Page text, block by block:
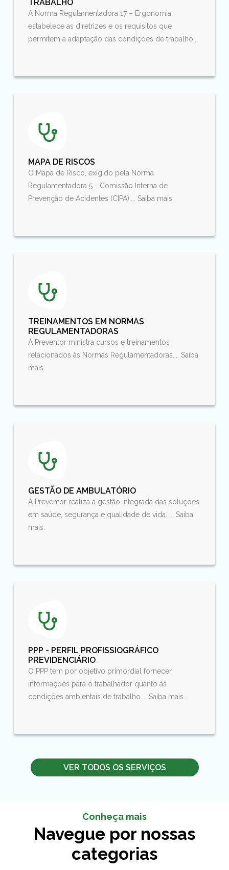
TRABALHO
A Norma Regulamentadora 17 – Ergonomia,
estabelece as diretrizes e os requisitos que
permitem a adaptação das condições de trabalho...
MAPA DE RISCOS
O Mapa de Risco, exigido pela Norma
Regulamentadora 5 - Comissão Interna de
Prevenção de Acidentes (CIPA).... Saiba mais.
TREINAMENTOS EM NORMAS
REGULAMENTADORAS
A Preventor ministra cursos e treinamentos
relacionados às Normas Regulamentadoras.... Saiba
mais.
GESTÃO DE AMBULATÓRIO
A Preventor realiza a gestão integrada das soluções
em saúde, segurança e qualidade de vida. ... Saiba
mais.
PPP - PERFIL PROFISSIOGRÁFICO
PREVIDENCIÁRIO
O PPP tem por objetivo primordial fornecer
informações para o trabalhador quanto às
condições ambientais de trabalho.... Saiba mais.
VER TODOS OS SERVIÇOS
Conheça mais
Navegue por nossas
categorias